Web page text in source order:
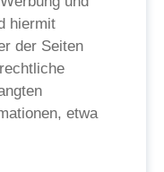
hiermit
der Seiten
etwa